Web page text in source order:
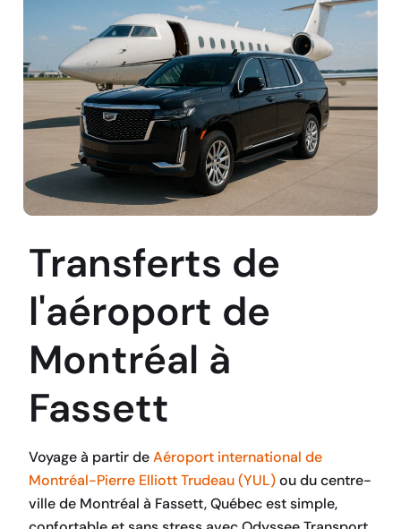
Transferts de
l'aéroport de
Montréal à
Fassett
Voyage à partir deAéroport international de
Montréal-Pierre Elliott Trudeau (YUL)ou du centre-
ville de Montréal à Fassett, Québec est simple,